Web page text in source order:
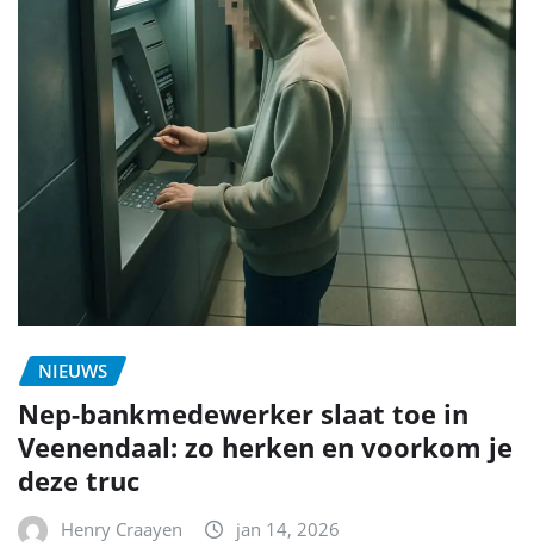
NIEUWS
Nep-bankmedewerker slaat toe in
Veenendaal: zo herken en voorkom je
deze truc
Henry Craayen jan 14, 2026